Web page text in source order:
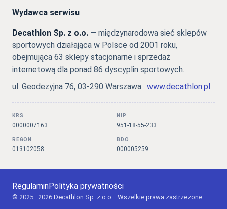
Wydawca serwisu
Decathlon Sp. z o.o. — międzynarodowa sieć sklepów
sportowych działająca w Polsce od 2001 roku,
obejmująca 63 sklepy stacjonarne i sprzedaż
internetową dla ponad 86 dyscyplin sportowych.
ul. Geodezyjna 76, 03-290 Warszawa · www.decathlon.pl
KRS
0000007163
NIP
951-18-55-233
REGON
013102058
BDO
000005259
RegulaminPolityka prywatności
© 2025–2026 Decathlon Sp. z o.o. · Wszelkie prawa zastrzeżone